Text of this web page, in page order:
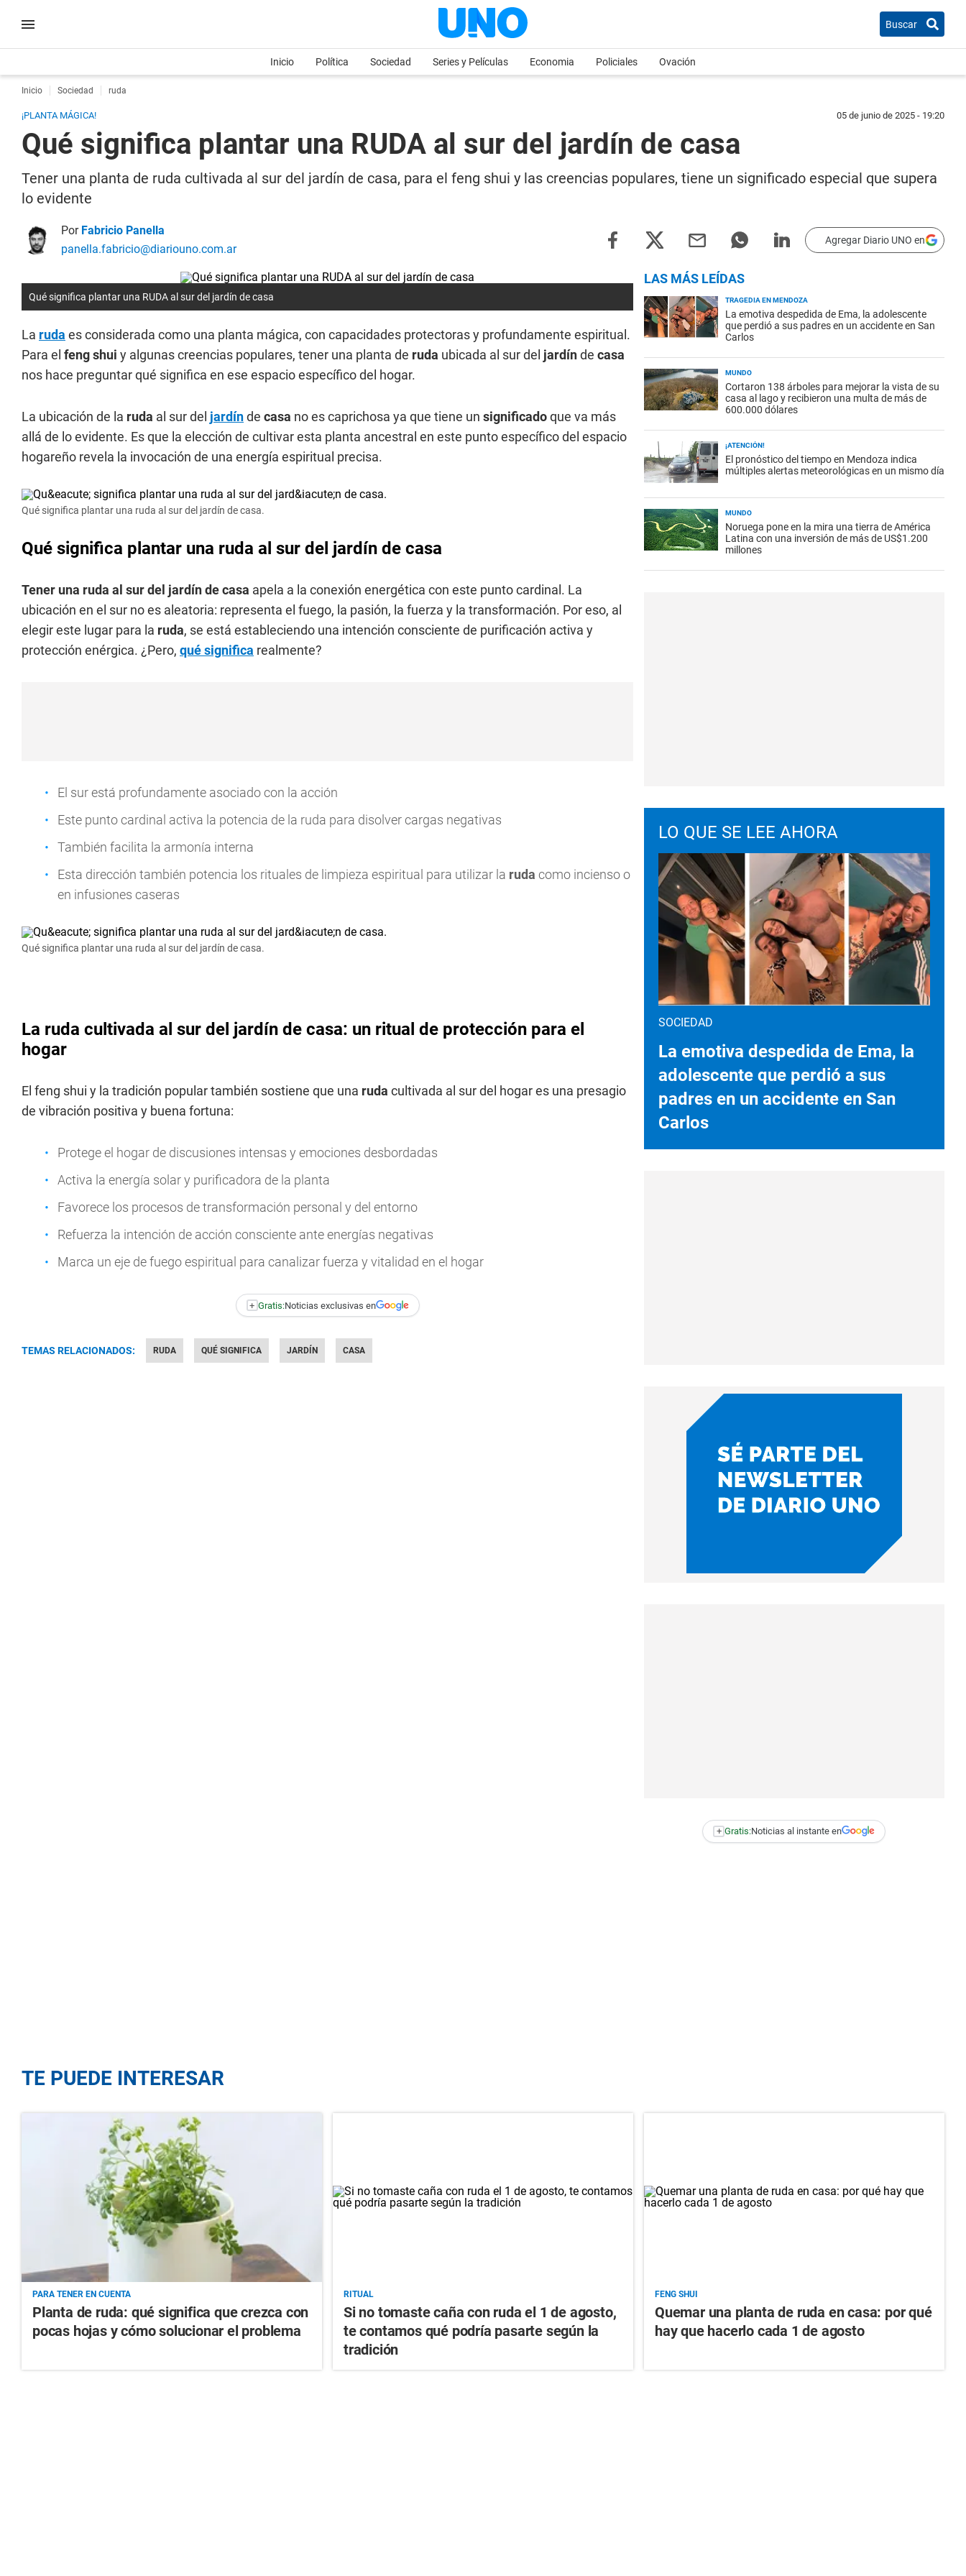
Buscar
Inicio Política Sociedad Series y Películas Economia Policiales Ovación
Inicio Sociedad ruda
¡PLANTA MÁGICA! 05 de junio de 2025 - 19:20
Qué significa plantar una RUDA al sur del jardín de casa
Tener una planta de ruda cultivada al sur del jardín de casa, para el feng shui y las creencias populares, tiene un significado especial que supera
lo evidente
Por Fabricio Panella
panella.fabricio@diariouno.com.ar
Agregar Diario UNO en
Qué significa plantar una RUDA al sur del jardín de casa
La ruda es considerada como una planta mágica, con capacidades protectoras y profundamente espiritual.
Para el feng shui y algunas creencias populares, tener una planta de ruda ubicada al sur del jardínde casa
nos hace preguntar qué significa en ese espacio específico del hogar.
La ubicación de la ruda al sur del jardínde casa no es caprichosa ya que tiene un significadoque va más
allá de lo evidente. Es que la elección de cultivar esta planta ancestral en este punto específico del espacio
hogareño revela la invocación de una energía espiritual precisa.
Qué significa plantar una ruda al sur del jardín de casa.
Qué significa plantar una ruda al sur del jardín de casa
Tener una ruda al sur del jardín de casa apela a la conexión energética con este punto cardinal. La
ubicación en el sur no es aleatoria: representa el fuego, la pasión, la fuerza y la transformación. Por eso, al
elegir este lugar para la ruda, se está estableciendo una intención consciente de purificación activa y
protección enérgica. ¿Pero, qué significa realmente?
El sur está profundamente asociado con la acción
Este punto cardinal activa la potencia de la ruda para disolver cargas negativas
También facilita la armonía interna
Esta dirección también potencia los rituales de limpieza espiritual para utilizar la ruda como incienso o
en infusiones caseras
Qué significa plantar una ruda al sur del jardín de casa.
La ruda cultivada al sur del jardín de casa: un ritual de protección para el
hogar
El feng shui y la tradición popular también sostiene que una ruda cultivada al sur del hogar es una presagio
de vibración positiva y buena fortuna:
Protege el hogar de discusiones intensas y emociones desbordadas
Activa la energía solar y purificadora de la planta
Favorece los procesos de transformación personal y del entorno
Refuerza la intención de acción consciente ante energías negativas
Marca un eje de fuego espiritual para canalizar fuerza y vitalidad en el hogar
+ Gratis:Noticias exclusivas en
TEMAS RELACIONADOS: RUDA QUÉ SIGNIFICA JARDÍN CASA
LAS MÁS LEÍDAS
TRAGEDIA EN MENDOZA
La emotiva despedida de Ema, la adolescente
que perdió a sus padres en un accidente en San
Carlos
MUNDO
Cortaron 138 árboles para mejorar la vista de su
casa al lago y recibieron una multa de más de
600.000 dólares
¡ATENCIÓN!
El pronóstico del tiempo en Mendoza indica
múltiples alertas meteorológicas en un mismo día
MUNDO
Noruega pone en la mira una tierra de América
Latina con una inversión de más de US$1.200
millones
LO QUE SE LEE AHORA
SOCIEDAD
La emotiva despedida de Ema, la
adolescente que perdió a sus
padres en un accidente en San
Carlos
+ Gratis:Noticias al instante en
TE PUEDE INTERESAR
PARA TENER EN CUENTA
Planta de ruda: qué significa que crezca con
pocas hojas y cómo solucionar el problema
RITUAL
Si no tomaste caña con ruda el 1 de agosto,
te contamos qué podría pasarte según la
tradición
FENG SHUI
Quemar una planta de ruda en casa: por qué
hay que hacerlo cada 1 de agosto